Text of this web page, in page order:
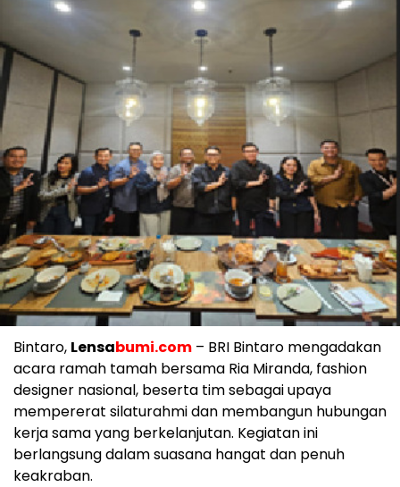
Bintaro, Lensabumi.com – BRI Bintaro mengadakan
acara ramah tamah bersama Ria Miranda, fashion
designer nasional, beserta tim sebagai upaya
mempererat silaturahmi dan membangun hubungan
kerja sama yang berkelanjutan. Kegiatan ini
berlangsung dalam suasana hangat dan penuh
keakraban.